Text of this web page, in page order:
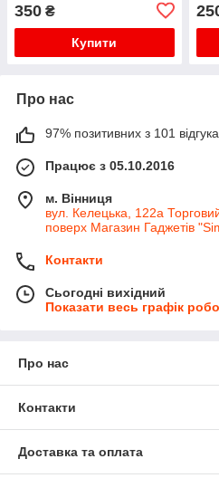
350 ₴
Купити
Про нас
97% позитивних з 101 відгука
Працює з 05.10.2016
м. Вінниця
вул. Келецька, 122а
поверх Магазин Гаджетів
Контакти
Сьогодні вихідний
Показати весь графік
Про нас
Контакти
Доставка та оплата